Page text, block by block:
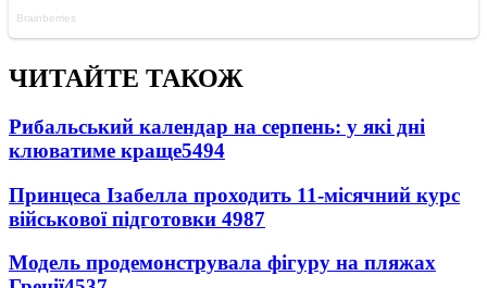
ЧИТАЙТЕ ТАКОЖ
Рибальський календар на серпень: у які дні
клюватиме краще5494
Принцеса Ізабелла проходить 11-місячний курс
військової підготовки 4987
Модель продемонструвала фігуру на пляжах